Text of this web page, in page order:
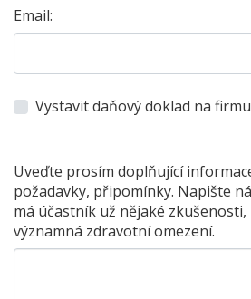
Email:
Vystavit daňový doklad na firmu
Uveďte prosím doplňující
požadavky, připomínky. Napište
má účastník už nějaké
významná zdravotní omezení.